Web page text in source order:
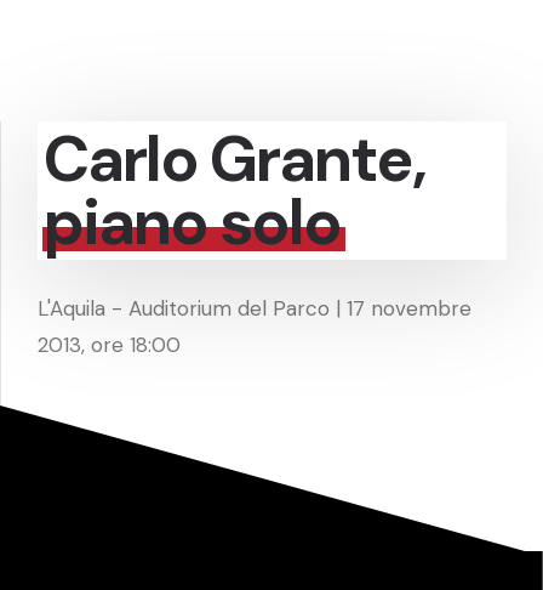
Carlo Grante,
piano solo
L'Aquila - Auditorium del Parco | 17 novembre
2013, ore 18:00